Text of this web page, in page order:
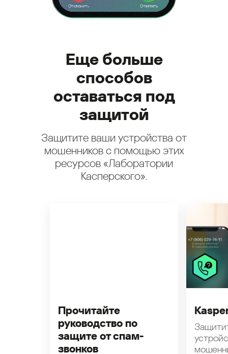
Еще больше
способов
оставаться под
защитой
Защитите ваши устройства от
мошенников с помощью этих
ресурсов «Лаборатории
Касперского».
Прочитайте
руководство по
защите от спам-
звонков